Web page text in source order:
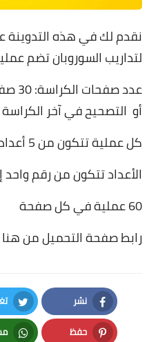
لتداريب السوروبان تضم
عدد
أو التصحيح في آخر الكراسة
كل عملية تتكون من 5 أعداد
الأعداد تتكون من رقم واحد إلى 3
60 عملية في كل صفحة
رابط صفحة التحميل من هنا
نشر
Facebook
حفظ